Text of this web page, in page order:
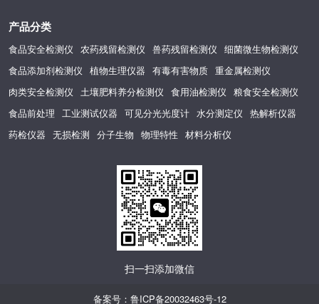
产品分类
食品安全检测仪 农药残留检测仪 兽药残留检测仪 细菌微生物检测仪
食品添加剂检测仪 植物生理仪器 有毒有害物质 重金属检测仪
肉类安全检测仪
土壤肥料养分检测仪 食用油检测仪 粮食安全检测仪
食品前处理
工业测试仪器 可见分光光度计 水分测定仪 热解析仪器
药检仪器 无损检测 分子生物 物理特性 材料分析仪
扫一扫添加微信
备案号： 鲁ICP备20032463号-12